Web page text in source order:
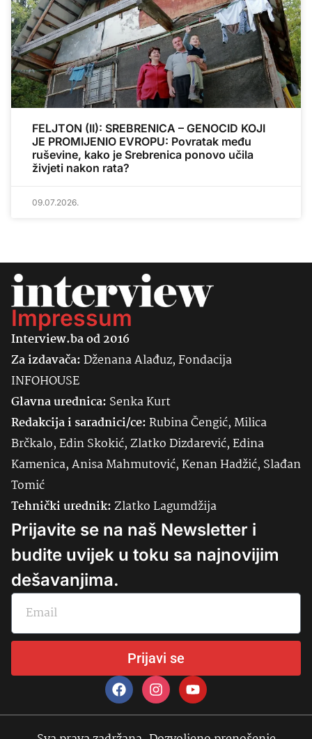
FELJTON (II): SREBRENICA – GENOCID KOJI
JE PROMIJENIO EVROPU: Povratak među
ruševine, kako je Srebrenica ponovo učila
živjeti nakon rata?
09.07.2026.
Impressum
Interview.ba od 2016
Za izdavača:Dženana Alađuz, Fondacija
INFOHOUSE
Glavna urednica: SenkaKurt
Redakcija i saradnici/ce:Rubina Čengić, Milica
Brčkalo, Edin Skokić, Zlatko Dizdarević, Edina
Kamenica, Anisa Mahmutović, Kenan Hadžić, Slađan
Tomić
Tehnički urednik:Zlatko Lagumdžija
Prijavite se na naš Newsletter i
budite uvijek u toku sa najnovijim
dešavanjima.
Prijavi se